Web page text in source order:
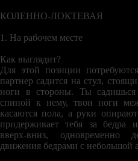
КОЛЕННО-ЛОКТЕВАЯ
1. На рабочем месте
Как выглядит?
Для этой позиции
партнер садится на стул,
ноги в стороны. Ты
спиной к нему, твои ноги
касаются пола, а руки
придерживает тебя за бедра
вверх-вниз, одновременно
движения бедрами с небольшой